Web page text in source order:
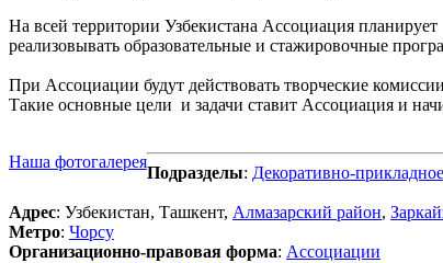
На всей территории Узбекистана Ассоциация
реализовывать образовательные и стажировочные
При Ассоциации будут действовать творческие
Такие основные цели и задачи ставит Ассоциация и
Наша фотогалерея
Подразделы: Декоративно-
Адрес: Узбекистан, Ташкент, Алмазарский район,
Метро: Чорсу
Организационно-правовая форма: Ассоциации